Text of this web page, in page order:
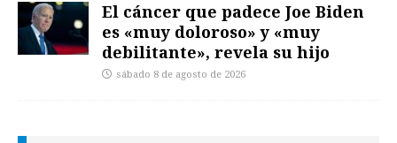
El cáncer que padece Joe Biden
es «muy doloroso» y «muy
debilitante», revela su hijo
sábado 8 de agosto de 2026